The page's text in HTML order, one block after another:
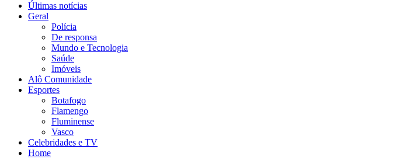
Últimas notícias
Geral
Polícia
De responsa
Mundo e Tecnologia
Saúde
Imóveis
Alô Comunidade
Esportes
Botafogo
Flamengo
Fluminense
Vasco
Celebridades e TV
Home